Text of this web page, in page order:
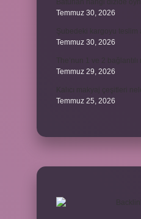
Temmuz 30, 2026
Temmuz 30, 2026
Temmuz 29, 2026
Temmuz 25, 2026